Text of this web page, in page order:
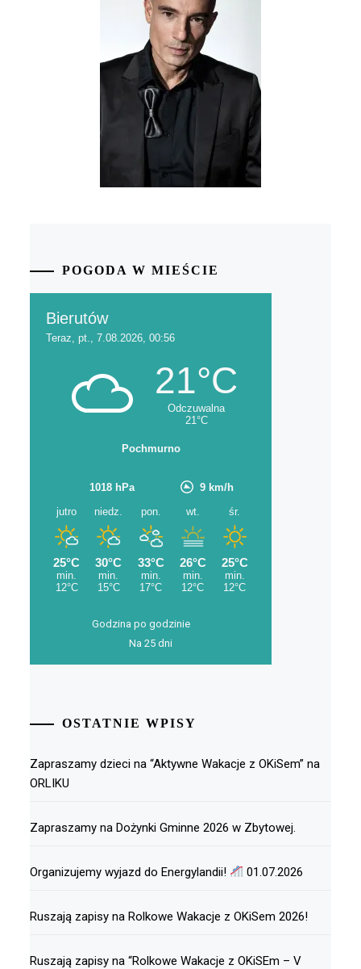
POGODA W MIEŚCIE
Godzina po godzinie
Na 25 dni
OSTATNIE WPISY
Zapraszamy dzieci na “Aktywne Wakacje z OKiSem” na
ORLIKU
Zapraszamy na Dożynki Gminne 2026 w Zbytowej.
Organizujemy wyjazd do Energylandii! 01.07.2026
Ruszają zapisy na Rolkowe Wakacje z OKiSem 2026!
Ruszają zapisy na “Rolkowe Wakacje z OKiSEm – V